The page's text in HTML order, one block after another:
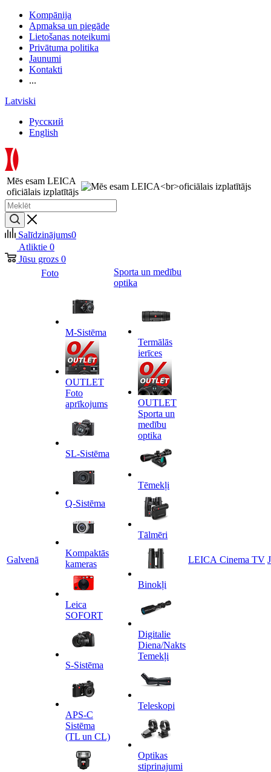
Kompānija
Apmaksa un piegāde
Lietošanas noteikumi
Privātuma politika
Jaunumi
Kontakti
...
Latviski
Русский
English
Mēs esam LEICA
oficiālais izplatītājs
Salīdzinājums0
Atliktie 0
Jūsu grozs 0
Galvenā
Foto
M-Sistēma
OUTLET
Foto
aprīkojums
SL-Sistēma
Q-Sistēma
Kompaktās
kameras
Leica
SOFORT
S-Sistēma
APS-C
Sistēma
(TL un CL)
Sporta un medību
optika
Termālās
ierīces
OUTLET
Sporta un
medību
optika
Tēmekļi
Tālmēri
Binokļi
Digitalie
Diena/Nakts
Temekļi
Teleskopi
Optikas
stiprinajumi
LEICA Cinema TV